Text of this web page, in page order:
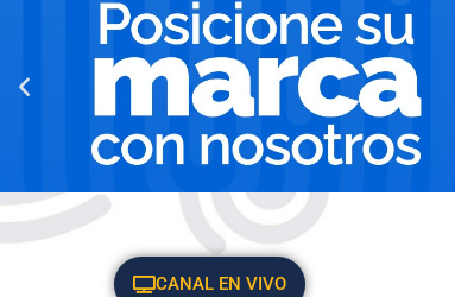
CANAL EN VIVO